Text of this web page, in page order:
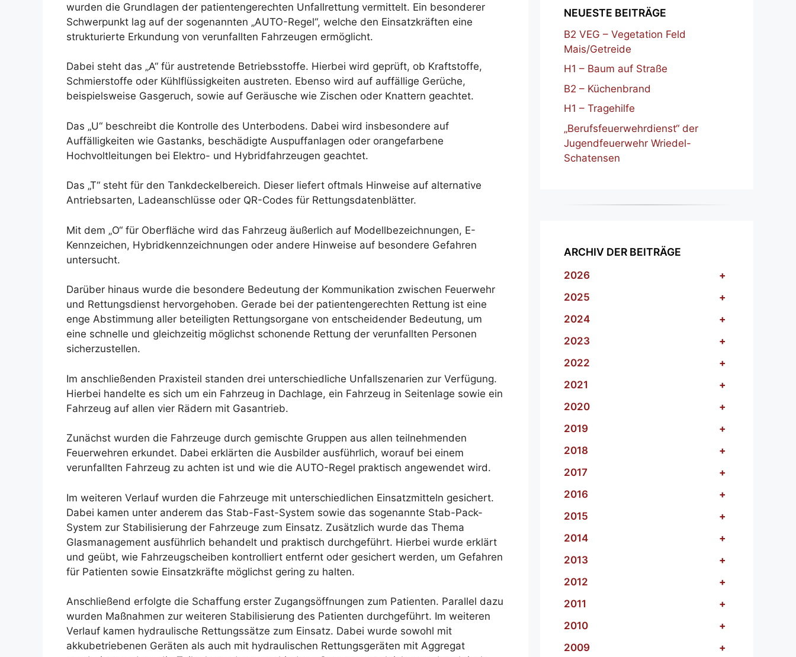
wurden die Grundlagen der patientengerechten Unfallrettung vermittelt. Ein besonderer
Schwerpunkt lag auf der sogenannten „AUTO-Regel“, welche den Einsatzkräften eine
strukturierte Erkundung von verunfallten Fahrzeugen ermöglicht.
Dabei steht das „A“ für austretende Betriebsstoffe. Hierbei wird geprüft, ob Kraftstoffe,
Schmierstoffe oder Kühlflüssigkeiten austreten. Ebenso wird auf auffällige Gerüche,
beispielsweise Gasgeruch, sowie auf Geräusche wie Zischen oder Knattern geachtet.
Das „U“ beschreibt die Kontrolle des Unterbodens. Dabei wird insbesondere auf
Auffälligkeiten wie Gastanks, beschädigte Auspuffanlagen oder orangefarbene
Hochvoltleitungen bei Elektro- und Hybridfahrzeugen geachtet.
Das „T“ steht für den Tankdeckelbereich. Dieser liefert oftmals Hinweise auf alternative
Antriebsarten, Ladeanschlüsse oder QR-Codes für Rettungsdatenblätter.
Mit dem „O“ für Oberfläche wird das Fahrzeug äußerlich auf Modellbezeichnungen, E-
Kennzeichen, Hybridkennzeichnungen oder andere Hinweise auf besondere Gefahren
untersucht.
Darüber hinaus wurde die besondere Bedeutung der Kommunikation zwischen Feuerwehr
und Rettungsdienst hervorgehoben. Gerade bei der patientengerechten Rettung ist eine
enge Abstimmung aller beteiligten Rettungsorgane von entscheidender Bedeutung, um
eine schnelle und gleichzeitig möglichst schonende Rettung der verunfallten Personen
sicherzustellen.
Im anschließenden Praxisteil standen drei unterschiedliche Unfallszenarien zur Verfügung.
Hierbei handelte es sich um ein Fahrzeug in Dachlage, ein Fahrzeug in Seitenlage sowie ein
Fahrzeug auf allen vier Rädern mit Gasantrieb.
Zunächst wurden die Fahrzeuge durch gemischte Gruppen aus allen teilnehmenden
Feuerwehren erkundet. Dabei erklärten die Ausbilder ausführlich, worauf bei einem
verunfallten Fahrzeug zu achten ist und wie die AUTO-Regel praktisch angewendet wird.
Im weiteren Verlauf wurden die Fahrzeuge mit unterschiedlichen Einsatzmitteln gesichert.
Dabei kamen unter anderem das Stab-Fast-System sowie das sogenannte Stab-Pack-
System zur Stabilisierung der Fahrzeuge zum Einsatz. Zusätzlich wurde das Thema
Glasmanagement ausführlich behandelt und praktisch durchgeführt. Hierbei wurde erklärt
und geübt, wie Fahrzeugscheiben kontrolliert entfernt oder gesichert werden, um Gefahren
für Patienten sowie Einsatzkräfte möglichst gering zu halten.
Anschließend erfolgte die Schaffung erster Zugangsöffnungen zum Patienten. Parallel dazu
wurden Maßnahmen zur weiteren Stabilisierung des Patienten durchgeführt. Im weiteren
Verlauf kamen hydraulische Rettungssätze zum Einsatz. Dabei wurde sowohl mit
akkubetriebenen Geräten als auch mit hydraulischen Rettungsgeräten mit Aggregat
NEUESTE BEITRÄGE
B2 VEG – Vegetation Feld
Mais/Getreide
H1 – Baum auf Straße
B2 – Küchenbrand
H1 – Tragehilfe
„Berufsfeuerwehrdienst“ der
Jugendfeuerwehr Wriedel-
Schatensen
ARCHIV DER BEITRÄGE
2026
+
2025
+
2024
+
2023
+
2022
+
2021
+
2020
+
2019
+
2018
+
2017
+
2016
+
2015
+
2014
+
2013
+
2012
+
2011
+
2010
+
2009
+